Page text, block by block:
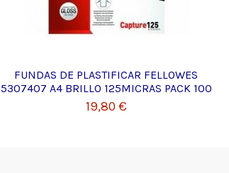
FUNDAS DE PLASTIFICAR FELLOWES
5307407 A4 BRILLO 125MICRAS PACK 100
19,80 €